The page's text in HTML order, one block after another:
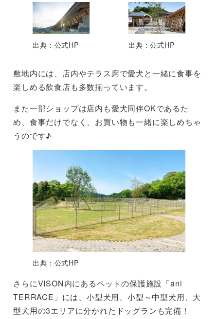
出典：公式HP 出典：公式HP
敷地内には、店内やテラス席で愛犬と一緒に食事を
楽しめる飲食店も多数揃っています。
また一部ショップは店内も愛犬同伴OKであるた
め、食事だけでなく、お買い物も一緒に楽しめちゃ
うのです♪
出典：公式HP
さらにVISON内にあるペットの保護施設「ani
TERRACE」には、小型犬用、小型～中型犬用、大
型犬用の3エリアに分かれたドッグランも完備！